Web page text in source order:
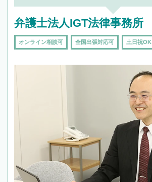
弁護士法人IGT法律事務所
オンライン相談可 全国出張対応可 土日祝OK